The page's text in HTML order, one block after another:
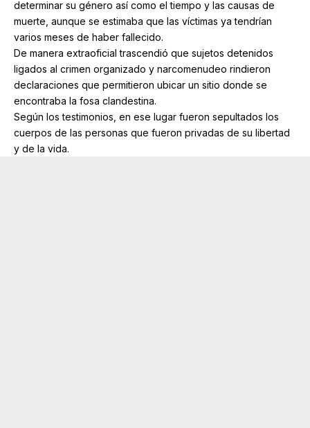
determinar su género así como el tiempo y las causas de
muerte, aunque se estimaba que las víctimas ya tendrían
varios meses de haber fallecido.
De manera extraoficial trascendió que sujetos detenidos
ligados al crimen organizado y narcomenudeo rindieron
declaraciones que permitieron ubicar un sitio donde se
encontraba la fosa clandestina.
Según los testimonios, en ese lugar fueron sepultados los
cuerpos de las personas que fueron privadas de su libertad
y de la vida.